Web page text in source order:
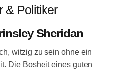
& Politiker
Sheridan
witzig zu sein ohne ein
Die Bosheit eines guten